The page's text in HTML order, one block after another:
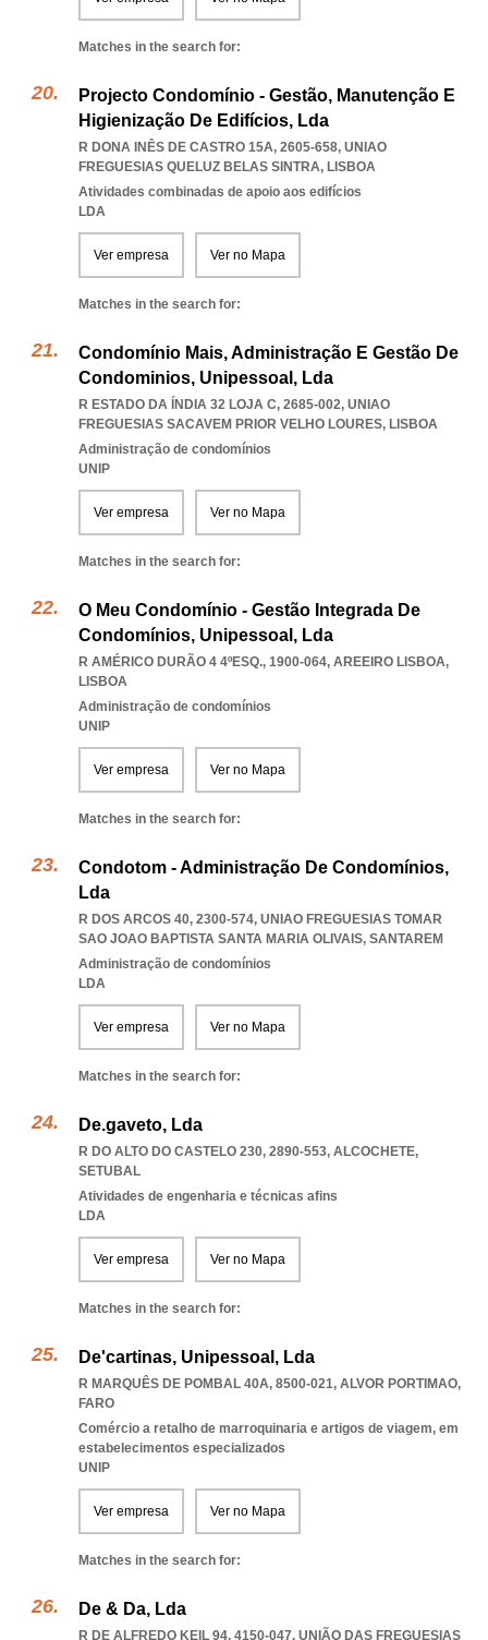
Matches in the search for:
Projecto Condomínio - Gestão, Manutenção E
Higienização De Edifícios, Lda
R DONA INÊS DE CASTRO 15A, 2605-658, UNIAO
FREGUESIAS QUELUZ BELAS SINTRA, LISBOA
Atividades combinadas de apoio aos edifícios
LDA
Ver empresa Ver no Mapa
Matches in the search for:
Condomínio Mais, Administração E Gestão De
Condominios, Unipessoal, Lda
R ESTADO DA ÍNDIA 32 LOJA C, 2685-002, UNIAO
FREGUESIAS SACAVEM PRIOR VELHO LOURES, LISBOA
Administração de condomínios
UNIP
Ver empresa Ver no Mapa
Matches in the search for:
O Meu Condomínio - Gestão Integrada De
Condomínios, Unipessoal, Lda
R AMÉRICO DURÃO 4 4ºESQ., 1900-064, AREEIRO LISBOA,
LISBOA
Administração de condomínios
UNIP
Ver empresa Ver no Mapa
Matches in the search for:
Condotom - Administração De Condomínios,
Lda
R DOS ARCOS 40, 2300-574, UNIAO FREGUESIAS TOMAR
SAO JOAO BAPTISTA SANTA MARIA OLIVAIS, SANTAREM
Administração de condomínios
LDA
Ver empresa Ver no Mapa
Matches in the search for:
De.gaveto, Lda
R DO ALTO DO CASTELO 230, 2890-553, ALCOCHETE,
SETUBAL
Atividades de engenharia e técnicas afins
LDA
Ver empresa Ver no Mapa
Matches in the search for:
De'cartinas, Unipessoal, Lda
R MARQUÊS DE POMBAL 40A, 8500-021, ALVOR PORTIMAO,
FARO
Comércio a retalho de marroquinaria e artigos de viagem, em
estabelecimentos especializados
UNIP
Ver empresa Ver no Mapa
Matches in the search for:
De & Da, Lda
R DE ALFREDO KEIL 94, 4150-047, UNIÃO DAS FREGUESIAS